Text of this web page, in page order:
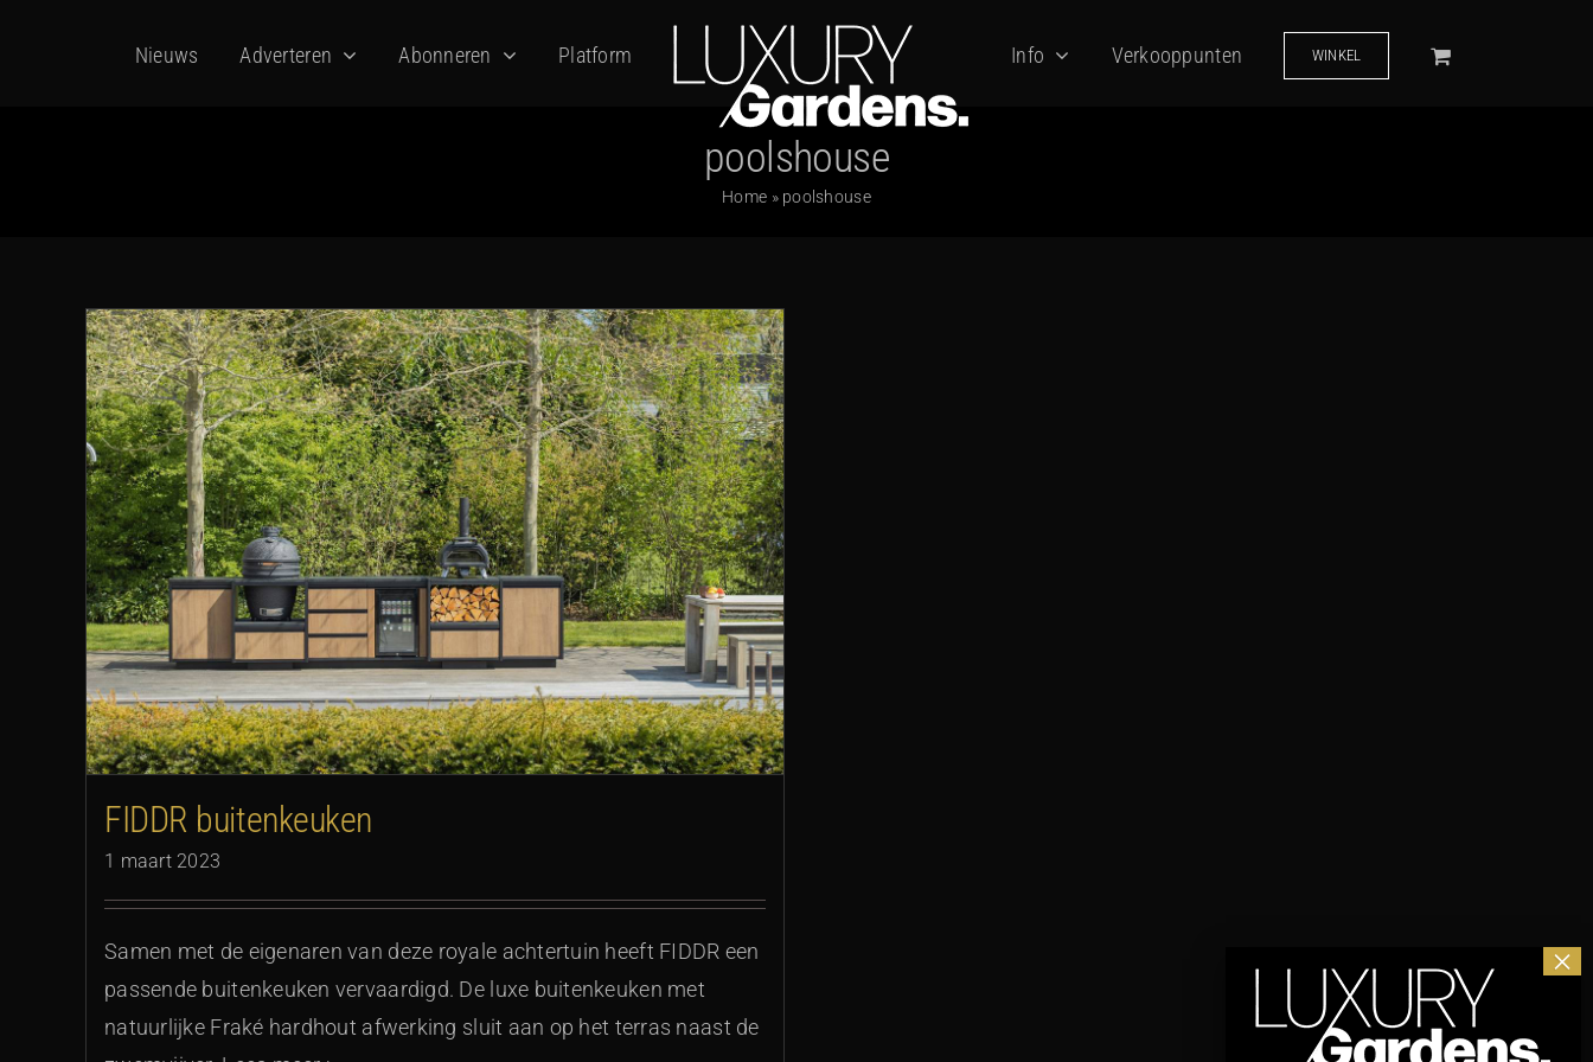
Nieuws Adverteren Abonneren Platform Info Verkooppunten WINKEL
poolshouse
Home » poolshouse
FIDDR buitenkeuken
1 maart 2023
Samen met de eigenaren van deze royale achtertuin heeft FIDDR een
passende buitenkeuken vervaardigd. De luxe buitenkeuken met
natuurlijke Fraké hardhout afwerking sluit aan op het terras naast de